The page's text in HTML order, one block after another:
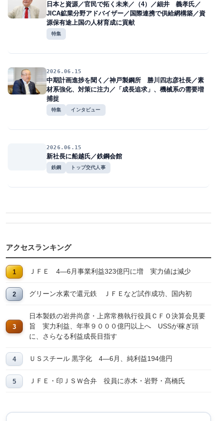
日本と資源／官民で拓く未来／（4）／細井 義孝氏／
JICA鉱業分野アドバイザー／国際連携で供給網構築／資
源保有途上国の人材育成に貢献
特集
2026.06.15
中期計画進捗を聞く／神戸製鋼所 勝川四志彦社長／素
材系強化、対策に注力／「成長追求」、機械系の需要増
捕捉
特集 インタビュー
2026.06.15
新社長に船越氏／鉄鋼会館
鉄鋼 トップ交代人事
アクセスランキング
ＪＦＥ 4―6月事業利益323億円に増 実力値は減少
グリーン水素で還元鉄 ＪＦＥなど試作成功、国内初
日本製鉄の岩井尚彦・上席常務執行役員ＣＦＯ決算会見要
旨 実力利益、年率９０００億円以上へ USSが稼ぎ頭
に、さらなる利益成長目指す
ＵＳスチール 黒字化 4―6月、純利益194億円
ＪＦＥ・印ＪＳＷ合弁 役員に赤木・岩野・髙橋氏